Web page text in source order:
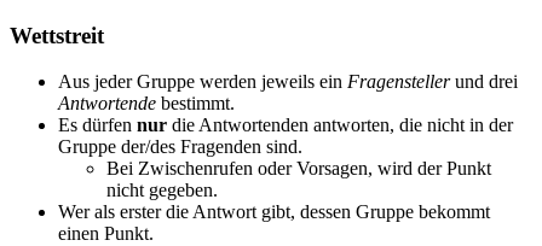
Wettstreit
Aus jeder Gruppe werden jeweils ein Fragenstellerund drei
Antwortende bestimmt.
Es dürfen nur die Antwortenden antworten, die nicht in der
Gruppe der/des Fragenden sind.
Bei Zwischenrufen oder Vorsagen, wird der Punkt
nicht gegeben.
Wer als erster die Antwort gibt, dessen Gruppe bekommt
einen Punkt.